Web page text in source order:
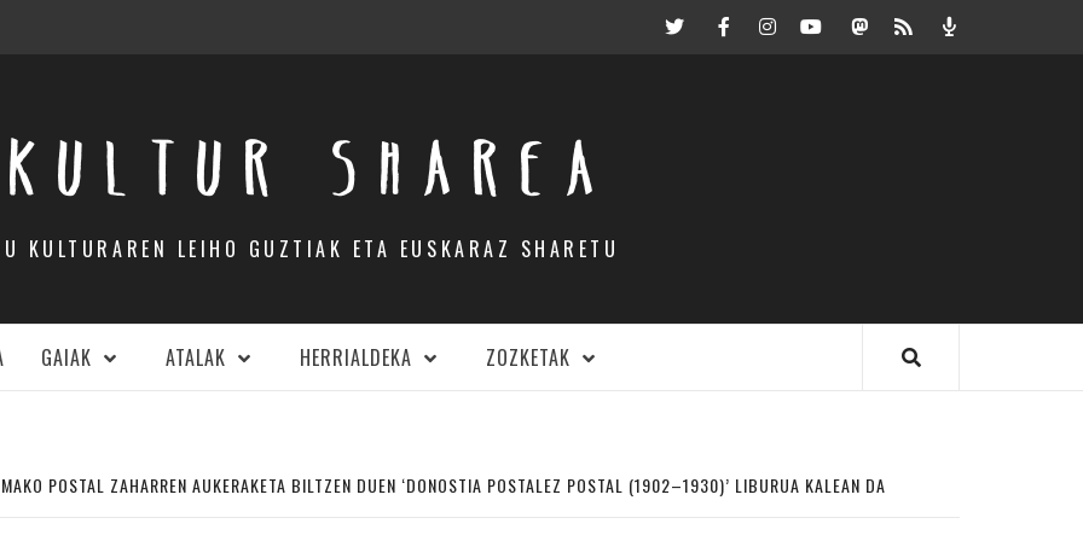
TwitterFacebookInstagramYoutubeMastodon.eus
RSS Podcast
KULTUR SHAREA
KULTURAREN LEIHO GUZTIAK ETA EUSKARAZ SHARETU
GAIAK ATALAK HERRIALDEKA ZOZKETAK
POSTAL ZAHARREN AUKERAKETA BILTZEN DUEN ‘DONOSTIA POSTALEZ POSTAL (1902–1930)’ LIBURUA KALEAN DA